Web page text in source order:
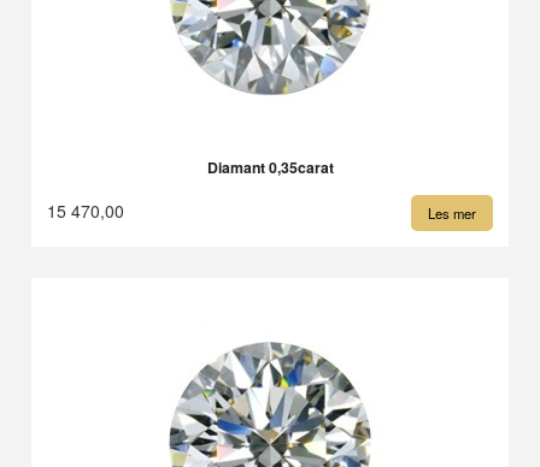
Diamant 0,35carat
15 470,00 Les mer